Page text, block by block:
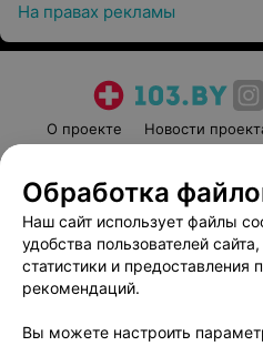
На правах рекламы
О проекте Новости
Пользовательское
Вакансии
Написать
Обработка
Наш сайт использует файлы
удобства пользователей
статистики и предоставления
рекомендаций.
Вы можете настроить